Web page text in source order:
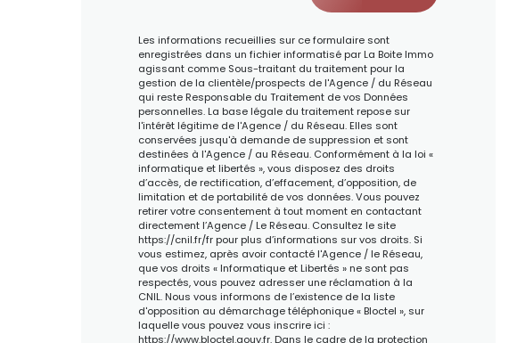
Les informations recueillies sur ce formulaire sont
enregistrées dans un fichier informatisé par La Boite Immo
agissant comme Sous-traitant du traitement pour la
gestion de la clientèle/prospects de l'Agence / du Réseau
qui reste Responsable du Traitement de vos Données
personnelles. La base légale du traitement repose sur
l'intérêt légitime de l'Agence / du Réseau. Elles sont
conservées jusqu'à demande de suppression et sont
destinées à l'Agence / au Réseau. Conformément à la loi «
informatique et libertés », vous disposez des droits
d’accès, de rectification, d’effacement, d’opposition, de
limitation et de portabilité de vos données. Vous pouvez
retirer votre consentement à tout moment en contactant
directement l’Agence / Le Réseau. Consultez le site
https://cnil.fr/frpour plus d’informations sur vos droits. Si
vous estimez, après avoir contacté l'Agence / le Réseau,
que vos droits « Informatique et Libertés » ne sont pas
respectés, vous pouvez adresser une réclamation à la
CNIL. Nous vous informons de l’existence de la liste
d'opposition au démarchage téléphonique « Bloctel », sur
laquelle vous pouvez vous inscrire ici :
https://www.bloctel.gouv.fr. Dans le cadre de la protection